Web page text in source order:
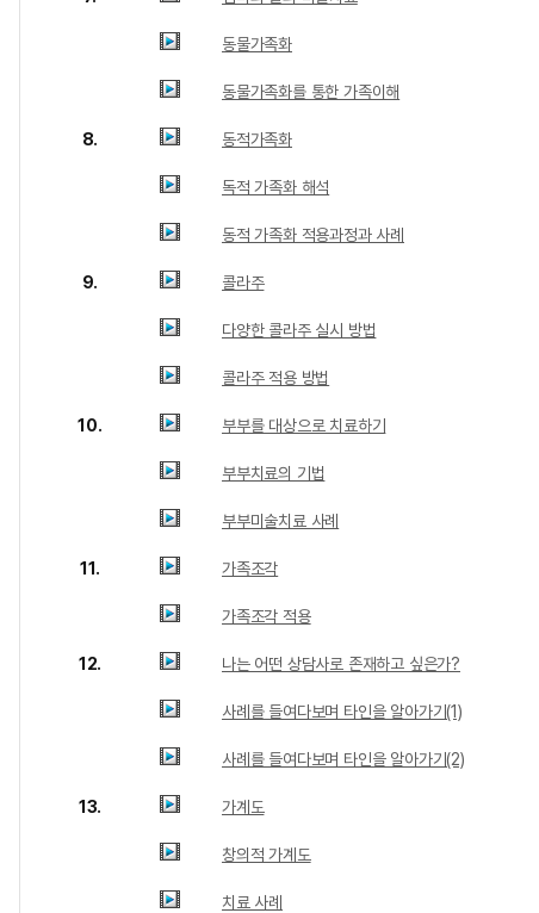
동물가족화
동물가족화를 통한 가족이해
8. 동적가족화
독적 가족화 해석
동적 가족화 적용과정과 사례
9. 콜라주
다양한 콜라주 실시 방법
콜라주 적용 방법
10. 부부를 대상으로 치료하기
부부치료의 기법
부부미술치료 사례
11. 가족조각
가족조각 적용
12. 나는 어떤 상담사로 존재하고 싶은가?
사례를 들여다보며 타인을 알아가기(1)
사례를 들여다보며 타인을 알아가기(2)
13. 가계도
창의적 가계도
치료 사례